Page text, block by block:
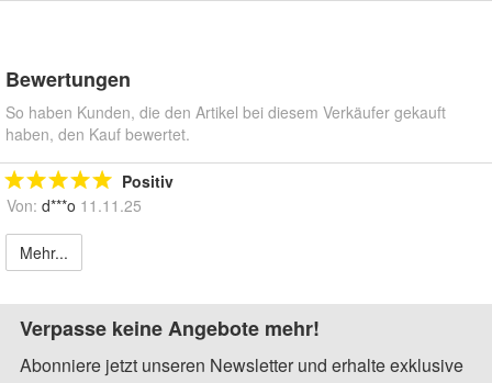
Bewertungen
So haben Kunden, die den Artikel bei diesem Verkäufer gekauft
haben, den Kauf bewertet.
Positiv
Von: d***o 11.11.25
Mehr...
Verpasse keine Angebote mehr!
Abonniere jetzt unseren Newsletter und erhalte exklusive